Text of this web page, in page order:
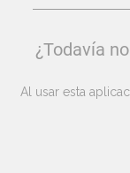
¿Todavía
Al usar esta